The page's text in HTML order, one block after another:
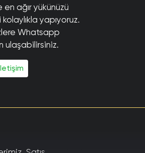
ağır yükünüzü
kolaylıkla yapıyoruz.
Whatsapp
ulaşabilirsiniz.